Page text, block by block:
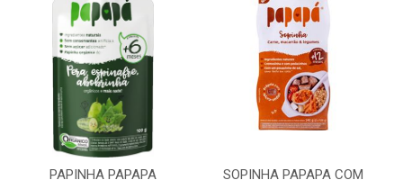
PAPINHA PAPAPA SOPINHA PAPAPA COM